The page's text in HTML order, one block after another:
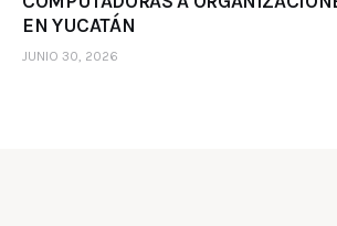
EN YUCATÁN
JUNIO 30, 2026